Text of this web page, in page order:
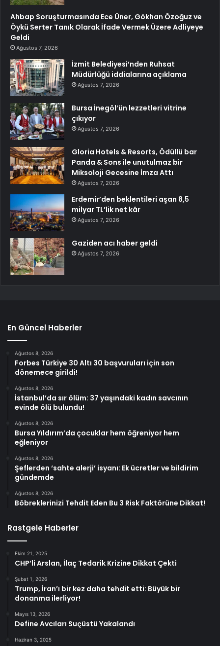
Ahbap Soruşturmasında Ece Üner, Gökhan Özoğuz ve
Öykü Serter Tanık Olarak İfade Vermek Üzere Adliyeye
Geldi
Ağustos 7, 2026
İzmit Belediyesi’nden Ruhsat
Müdürlüğü iddialarına açıklama
Ağustos 7, 2026
Bursa İnegöl’ün lezzetleri vitrine
çıkıyor
Ağustos 7, 2026
Gloria Hotels & Resorts, Ödüllü bar
Panda & Sons ile unutulmaz bir
Miksoloji Gecesine İmza Attı
Ağustos 7, 2026
Erdemir’den beklentileri aşan 8,5
milyar TL’lik net kâr
Ağustos 7, 2026
Gaziden acı haber geldi
Ağustos 7, 2026
En Güncel Haberler
Ağustos 8, 2026
Forbes Türkiye 30 Altı 30 başvuruları için son
dönemece girildi!
Ağustos 8, 2026
İstanbul’da sır ölüm: 37 yaşındaki kadın savcının
evinde ölü bulundu!
Ağustos 8, 2026
Bursa Yıldırım’da çocuklar hem öğreniyor hem
eğleniyor
Ağustos 8, 2026
Şeflerden ‘sahte alerji’ isyanı: Ek ücretler ve bildirim
gündemde
Ağustos 8, 2026
Böbreklerinizi Tehdit Eden Bu 3 Risk Faktörüne Dikkat!
Rastgele Haberler
Ekim 21, 2025
CHP’li Arslan, İlaç Tedarik Krizine Dikkat Çekti
Şubat 1, 2026
Trump, İran’ı bir kez daha tehdit etti: Büyük bir
donanma ilerliyor!
Mayıs 13, 2026
Define Avcıları Suçüstü Yakalandı
Haziran 3, 2025